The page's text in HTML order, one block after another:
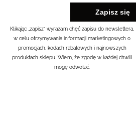
Klikając „zapisz” wyrażam chęć zapisu do newslettera,
w celu otrzymywania informacji marketingowych o
promocjach, kodach rabatowych i najnowszych
produktach sklepu. Wiem, że zgodę w każdej chwili
mogę odwołać.